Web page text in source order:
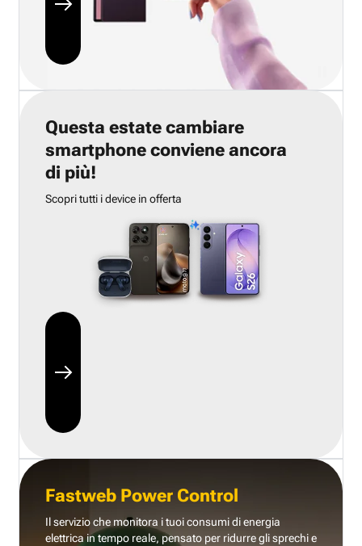
Questa estate cambiare
smartphone conviene ancora
di più!
Scopri tutti i device in offerta
Fastweb Power Control
Il servizio che monitora i tuoi consumi di energia
elettrica in tempo reale, pensato per ridurre gli sprechi e